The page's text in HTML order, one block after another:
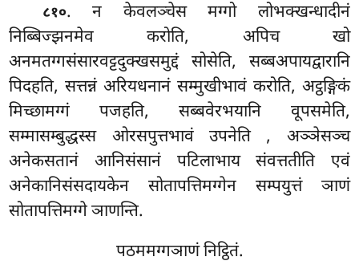
८१०. न केवलञ्चेस मग्गो लोभक्खन्धादीनं
निब्बिज्झनमेव करोति, अपिच खो
अनमतग्गसंसारवट्टदुक्खसमुद्दं सोसेति, सब्बअपायद्वारानि
पिदहति, सत्तन्नं अरियधनानं सम्मुखीभावं करोति, अट्ठङ्गिकं
मिच्छामग्गं पजहति, सब्बवेरभयानि वूपसमेति,
सम्मासम्बुद्धस्स ओरसपुत्तभावं उपनेति , अञ्ञेसञ्च
अनेकसतानं आनिसंसानं पटिलाभाय संवत्ततीति एवं
अनेकानिसंसदायकेन सोतापत्तिमग्गेन सम्पयुत्तं ञाणं
सोतापत्तिमग्गे ञाणन्ति.
पठममग्गञाणं निट्ठितं.